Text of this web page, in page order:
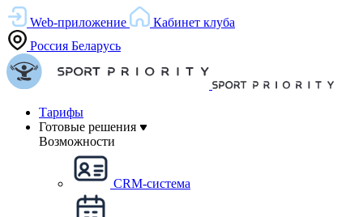
Web-приложение
Кабинет клуба
Россия Беларусь
Тарифы
Готовые решения
Возможности
CRM-система